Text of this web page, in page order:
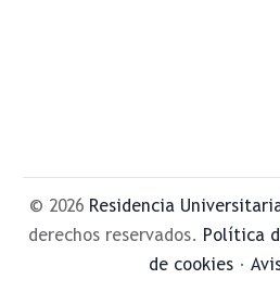
© 2026 Residencia
derechos reservados. Política
de cookies ·